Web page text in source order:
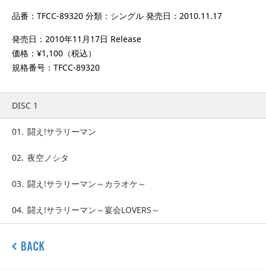
品番：TFCC-89320 分類：シングル 発売日：2010.11.17
発売日：2010年11月17日 Release
価格：¥1,100（税込）
規格番号：TFCC-89320
DISC 1
01. 闘え!サラリーマン
02. 夜空ノシタ
03. 闘え!サラリーマン～カラオケ～
04. 闘え!サラリーマン～宴会LOVERS～